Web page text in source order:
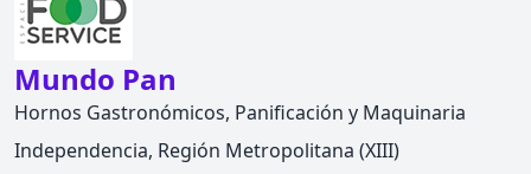
Mundo Pan
Hornos Gastronómicos, Panificación y Maquinaria
Independencia, Región Metropolitana (XIII)